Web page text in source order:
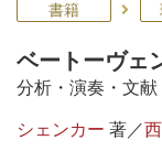
書籍
ベートーヴェ
分析・演奏・文献
シェンカー 著／